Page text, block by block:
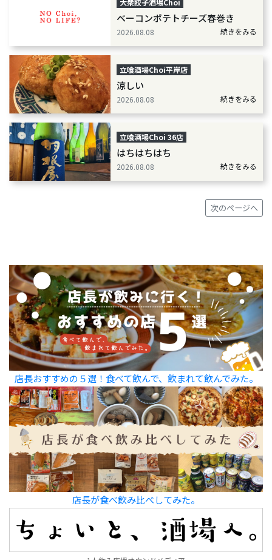
ベーコンポテトチーズ春巻き
2026.08.08 続きをみる
立喰酒場Choi平岸店
涼しい
2026.08.08 続きをみる
立喰酒場Choi 36店
はちはちはち
2026.08.08 続きをみる
次のページへ
店長おすすめの５選！食べて飲んで、飲まれて飲んでみた。
店長が食べ飲み比べしてみた。